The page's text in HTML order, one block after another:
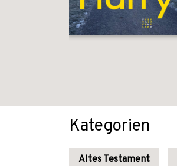
Kategorien
Altes Testament